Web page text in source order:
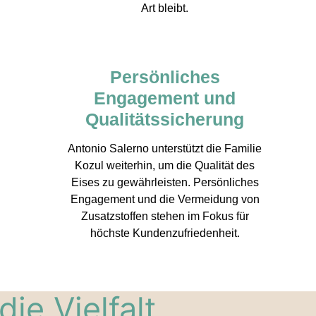
Art bleibt.
Persönliches
Engagement und
Qualitätssicherung
Antonio Salerno unterstützt die Familie
Kozul weiterhin, um die Qualität des
Eises zu gewährleisten. Persönliches
Engagement und die Vermeidung von
Zusatzstoffen stehen im Fokus für
höchste Kundenzufriedenheit.